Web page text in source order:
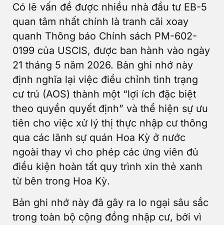
Có lẽ vấn đề được nhiều nhà đầu tư EB-5
quan tâm nhất chính là tranh cãi xoay
quanh Thông báo Chính sách PM-602-
0199 của USCIS, được ban hành vào ngày
21 tháng 5 năm 2026. Bản ghi nhớ này
định nghĩa lại việc điều chỉnh tình trạng
cư trú (AOS) thành một “lợi ích đặc biệt
theo quyền quyết định” và thể hiện sự ưu
tiên cho việc xử lý thị thực nhập cư thông
qua các lãnh sự quán Hoa Kỳ ở nước
ngoài thay vì cho phép các ứng viên đủ
điều kiện hoàn tất quy trình xin thẻ xanh
từ bên trong Hoa Kỳ.
Bản ghi nhớ này đã gây ra lo ngại sâu sắc
trong toàn bộ cộng đồng nhập cư, bởi vì